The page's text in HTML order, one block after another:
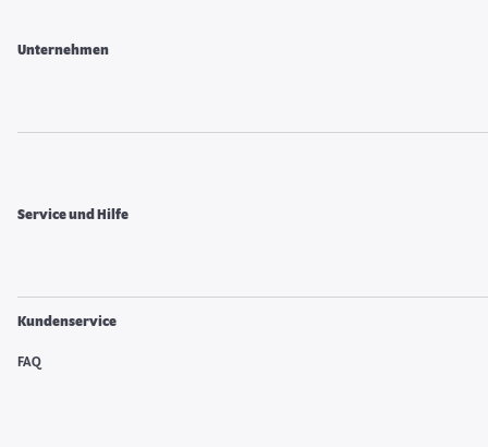
Unternehmen
Service und Hilfe
Kundenservice
FAQ